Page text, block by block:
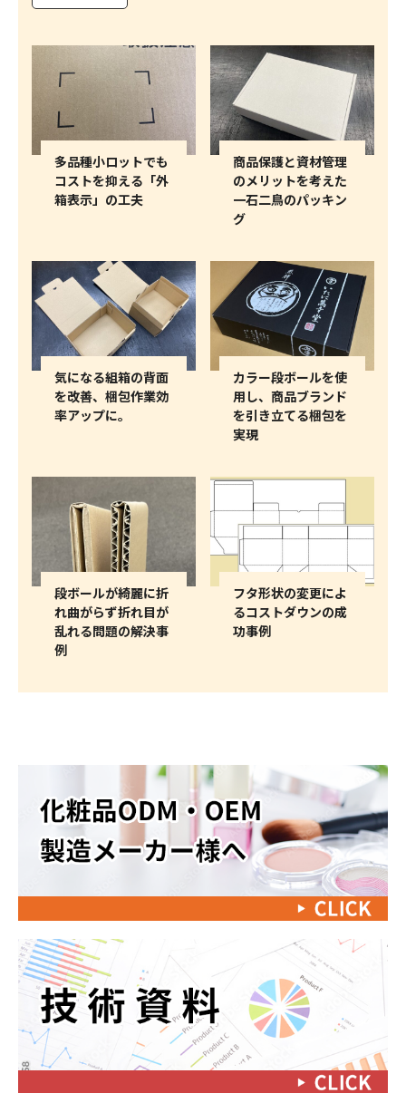
多品種小ロットでも
コストを抑える「外
箱表示」の工夫
商品保護と資材管理
のメリットを考えた
一石二鳥のパッキン
グ
気になる組箱の背面
を改善、梱包作業効
率アップに。
カラー段ボールを使
用し、商品ブランド
を引き立てる梱包を
実現
段ボールが綺麗に折
れ曲がらず折れ目が
乱れる問題の解決事
例
フタ形状の変更によ
るコストダウンの成
功事例